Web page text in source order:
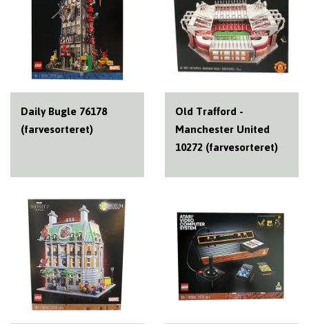
Daily Bugle 76178
(farvesorteret)
Old Trafford -
Manchester United
10272 (farvesorteret)